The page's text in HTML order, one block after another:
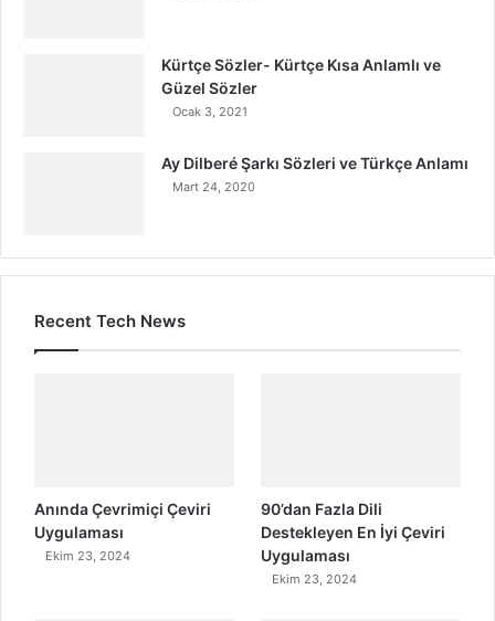
Kürtçe Sözler- Kürtçe Kısa Anlamlı ve
Güzel Sözler
Ocak 3, 2021
Ay Dilberé Şarkı Sözleri ve Türkçe Anlamı
Mart 24, 2020
Recent Tech News
Anında Çevrimiçi Çeviri
Uygulaması
Ekim 23, 2024
90’dan Fazla Dili
Destekleyen En İyi Çeviri
Uygulaması
Ekim 23, 2024